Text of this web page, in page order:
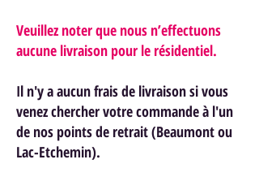
Veuillez noter que nous n’effectuons
aucune livraison pour le résidentiel.
Il n'y a aucun frais de livraison si vous
venez chercher votre commande à l'un
de nos points de retrait (Beaumont ou
Lac-Etchemin).